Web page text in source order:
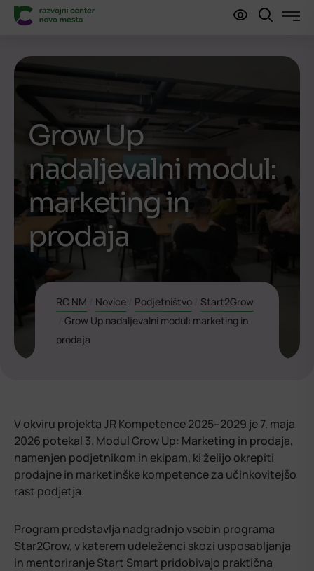
Grow Up
nadaljevalni modul:
marketing in
prodaja
RC NM Novice Podjetništvo
Start2Grow
Grow Up nadaljevalni modul: marketing in
prodaja
V okviru projekta JR Kompetence 2025–2029 je 7. maja
2026 potekal 3. Modul Grow Up: Marketing in prodaja,
namenjen podjetnikom in ekipam, ki želijo okrepiti
prodajne in marketinške kompetence za učinkovitejšo
rast podjetja.
Program predstavlja nadgradnjo vsebin programa
Star2Grow, v katerem udeleženci skozi usposabljanja
in mentoriranje Start Smart pridobivajo praktična